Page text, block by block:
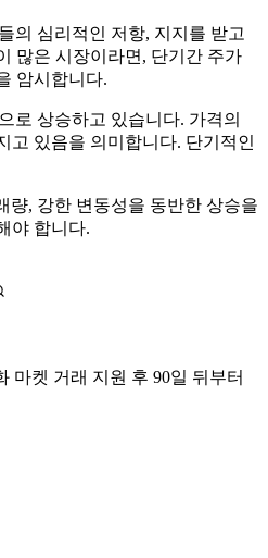
의 심리적인 저항, 지지를 받고
많은 시장이라면, 단기간 주가
암시합니다.
로 상승하고 있습니다. 가격의
고 있음을 의미합니다. 단기적인
량, 강한 변동성을 동반한 상승을
야 합니다.
마켓 거래 지원 후 90일 뒤부터